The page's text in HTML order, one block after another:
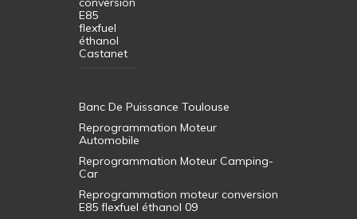
E85
flexfuel
éthanol
Castanet
Banc De Puissance Toulouse
Reprogrammation Moteur
Automobile
Reprogrammation Moteur Camping-
Car
Reprogrammation moteur conversion
E85 flexfuel éthanol 09